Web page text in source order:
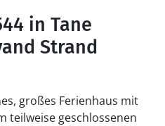
in Tane
Strand
großes Ferienhaus mit
teilweise geschlossenen